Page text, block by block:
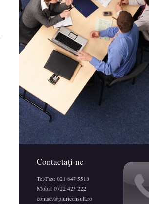
Contactaţi-ne
Tel/Fax: 021 647 5518
Mobil: 0722 423 222
contact@pluriconsult.ro